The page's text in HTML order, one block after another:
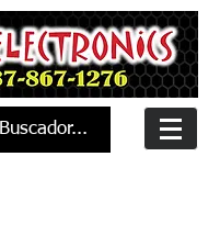
Buscador...